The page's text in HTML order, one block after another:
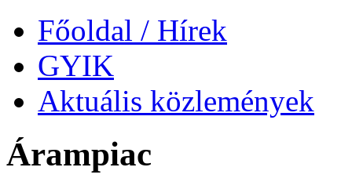
Főoldal / Hírek
GYIK
Aktuális közlemények
Árampiac